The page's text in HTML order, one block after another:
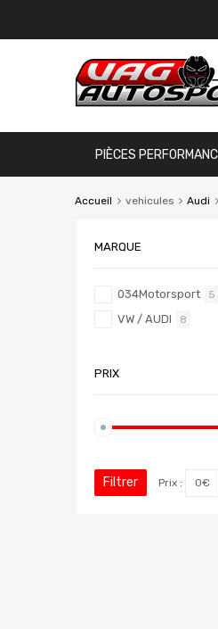
PIÈCES
Accueil vehicules Audi
MARQUE
034Motorsport 5
VW / AUDI 8
PRIX
Filtrer Prix : 0€